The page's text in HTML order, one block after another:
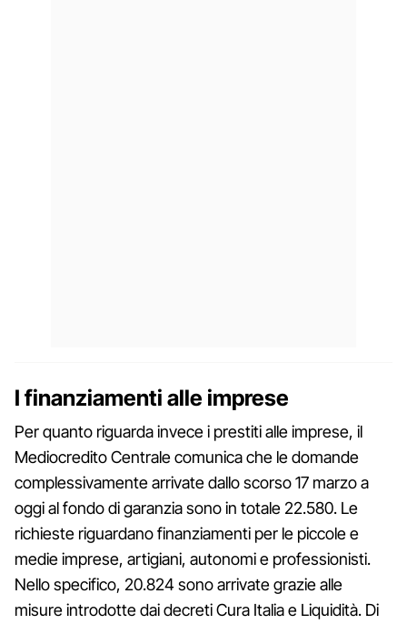
I finanziamenti alle imprese
Per quanto riguarda invece i prestiti alle imprese, il
Mediocredito Centrale comunica che le domande
complessivamente arrivate dallo scorso 17 marzo a
oggi al fondo di garanzia sono in totale 22.580. Le
richieste riguardano finanziamenti per le piccole e
medie imprese, artigiani, autonomi e professionisti.
Nello specifico, 20.824 sono arrivate grazie alle
misure introdotte dai decreti Cura Italia e Liquidità. Di